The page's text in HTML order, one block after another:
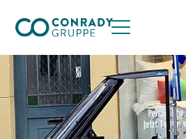
öffnet das Hauptmenü